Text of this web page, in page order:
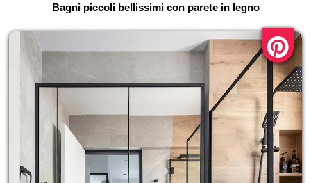
Bagni piccoli bellissimi con parete in legno